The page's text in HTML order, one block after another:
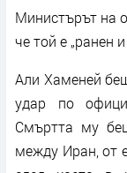
Министърът на
че той е „ранен
Али Хаменей
удар по
Смъртта му
между Иран, от